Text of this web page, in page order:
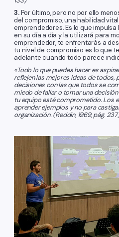
3.Por último, pero no por ello
del compromiso, una habilidad
emprendedores. Es lo que
en su día a día y la utilizará para
emprendedor, te enfrentarás a
tu nivel de compromiso es lo que
adelante cuando todo parece
«Todo lo que puedes hacer es
reflejen las mejores ideas de
decisiones con las que todos se
miedo de fallar o tomar una
tu equipo esté comprometido. Los
aprender ejemplos y no para
organización. (Reddin, 1969, pág.